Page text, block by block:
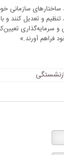
سازمانی
و تعدیل کنند و
و سرمایه‌گذاری
فراهم آورند.»